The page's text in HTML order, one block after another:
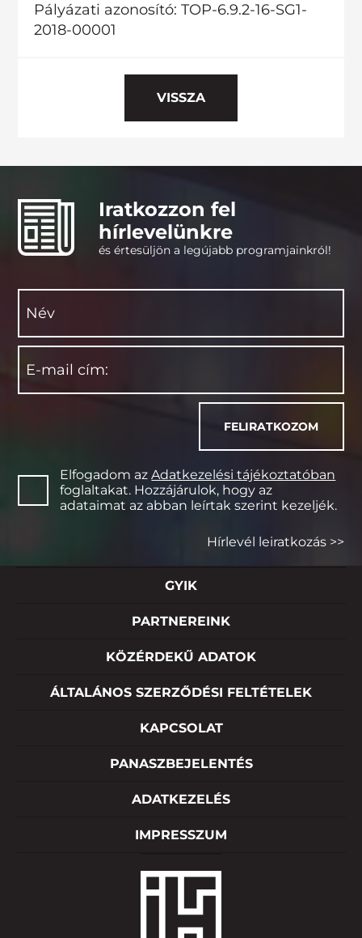
Pályázati azonosító: TOP-6.9.2-16-SG1-
2018-00001
VISSZA
Iratkozzon fel
hírlevelünkre
és értesüljön a legújabb programjainkról!
Elfogadom azAdatkezelési tájékoztatóban
foglaltakat. Hozzájárulok, hogy az
adataimat az abban leírtak szerint kezeljék.
Hírlevél leiratkozás >>
GYIK
PARTNEREINK
KÖZÉRDEKŰ ADATOK
ÁLTALÁNOS SZERZŐDÉSI FELTÉTELEK
KAPCSOLAT
PANASZBEJELENTÉS
ADATKEZELÉS
IMPRESSZUM